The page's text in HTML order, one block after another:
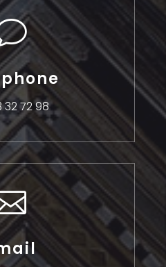
32 72 98